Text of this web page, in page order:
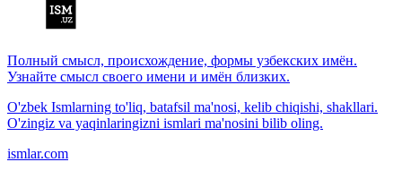
Полный смысл, происхождение, формы узбекских имён.
Узнайте смысл своего имени и имён близких.
O'zbek Ismlarning to'liq, batafsil ma'nosi, kelib chiqishi, shakllari.
O'zingiz va yaqinlaringizni ismlari ma'nosini bilib oling.
ismlar.com